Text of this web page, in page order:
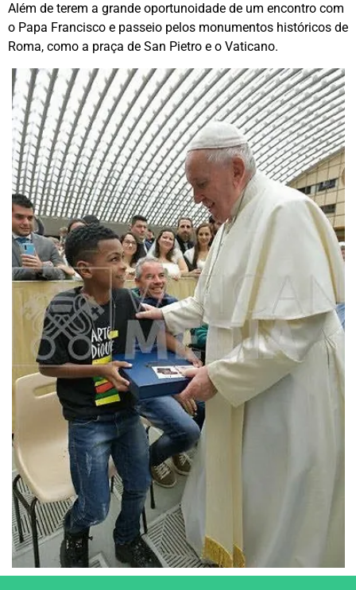
Além de terem a grande oportunoidade de um encontro com
o Papa Francisco e passeio pelos monumentos históricos de
Roma, como a praça de San Pietro e o Vaticano.